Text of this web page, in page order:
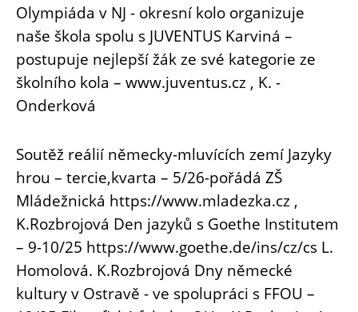
Olympiáda v NJ - okresní kolo organizuje
naše škola spolu s JUVENTUS Karviná –
postupuje nejlepší žák ze své kategorie ze
školního kola – www.juventus.cz , K. -
Onderková
Soutěž reálií německy-mluvících zemí Jazyky
hrou – tercie,kvarta – 5/26-pořádá ZŠ
Mládežnická https://www.mladezka.cz ,
K.Rozbrojová Den jazyků s Goethe Institutem
– 9-10/25 https://www.goethe.de/ins/cz/cs L.
Homolová. K.Rozbrojová Dny německé
kultury v Ostravě - ve spolupráci s FFOU –